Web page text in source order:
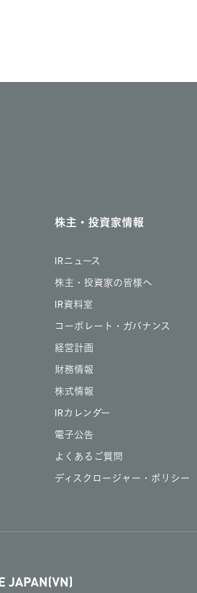
株主・投資家情報
IRニュース
株主・投資家の皆様へ
IR資料室
コーポレート・ガバナンス
経営計画
財務情報
株式情報
IRカレンダー
電子公告
よくあるご質問
ディスクロージャー・ポリシー